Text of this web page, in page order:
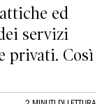
ed
servizi
privati. Così